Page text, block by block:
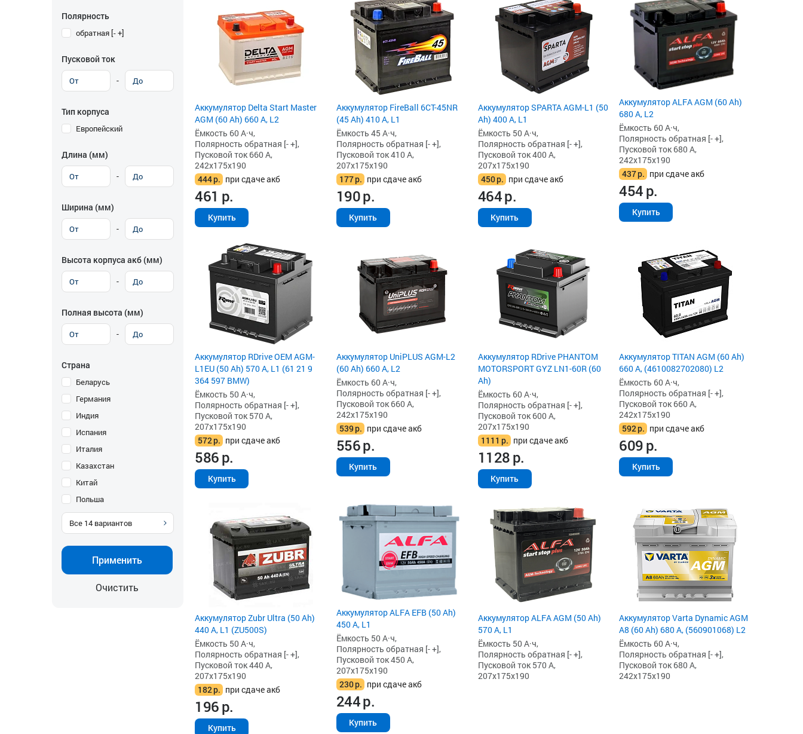
Полярность
обратная [- +]
Пусковой ток
-
Тип корпуса
Европейский
Длина (мм)
-
Ширина (мм)
-
Высота корпуса акб (мм)
-
Полная высота (мм)
-
Страна
Беларусь
Германия
Индия
Испания
Италия
Казахстан
Китай
Польша
Все 14 вариантов
Применить
Очистить
Аккумулятор Delta Start Master
AGM (60 Ah) 660 А, L2
Ёмкость 60 А·ч,
Полярность обратная [- +],
Пусковой ток 660 А,
242x175x190
444р. при сдаче акб
461 р.
Купить
Аккумулятор FireBall 6СТ-45NR
(45 Ah) 410 А, L1
Ёмкость 45 А·ч,
Полярность обратная [- +],
Пусковой ток 410 А,
207x175x190
177р. при сдаче акб
190р.
Купить
Аккумулятор SPARTA AGM-L1 (50
Ah) 400 А, L1
Ёмкость 50 А·ч,
Полярность обратная [- +],
Пусковой ток 400 А,
207x175x190
450р. при сдаче акб
464р.
Купить
Аккумулятор ALFA AGM (60 Ah)
680 А, L2
Ёмкость 60 А·ч,
Полярность обратная [- +],
Пусковой ток 680 А,
242x175x190
437р. при сдаче акб
454р.
Купить
Аккумулятор RDrive OEM AGM-
L1EU (50 Ah) 570 А, L1 (61 21 9
364 597 BMW)
Ёмкость 50 А·ч,
Полярность обратная [- +],
Пусковой ток 570 А,
207x175x190
572р. при сдаче акб
586р.
Купить
Аккумулятор UniPLUS AGM-L2
(60 Ah) 660 А, L2
Ёмкость 60 А·ч,
Полярность обратная [- +],
Пусковой ток 660 А,
242x175x190
539р. при сдаче акб
556р.
Купить
Аккумулятор RDrive PHANTOM
MOTORSPORT GYZ LN1-60R (60
Ah)
Ёмкость 60 А·ч,
Полярность обратная [- +],
Пусковой ток 600 А,
207x175x190
1111 р. при сдаче акб
1128р.
Купить
Аккумулятор TITAN AGM (60 Ah)
660 А, (4610082702080) L2
Ёмкость 60 А·ч,
Полярность обратная [- +],
Пусковой ток 660 А,
242x175x190
592р. при сдаче акб
609р.
Купить
Аккумулятор Zubr Ultra (50 Ah)
440 А, L1 (ZU500S)
Ёмкость 50 А·ч,
Полярность обратная [- +],
Пусковой ток 440 А,
207x175x190
182р. при сдаче акб
196р.
Купить
Аккумулятор ALFA EFB (50 Ah)
450 А, L1
Ёмкость 50 А·ч,
Полярность обратная [- +],
Пусковой ток 450 А,
207x175x190
230р. при сдаче акб
244р.
Купить
Аккумулятор ALFA AGM (50 Ah)
570 А, L1
Ёмкость 50 А·ч,
Полярность обратная [- +],
Пусковой ток 570 А,
207x175x190
Аккумулятор Varta Dynamic AGM
A8 (60 Ah) 680 А, (560901068) L2
Ёмкость 60 А·ч,
Полярность обратная [- +],
Пусковой ток 680 А,
242x175x190